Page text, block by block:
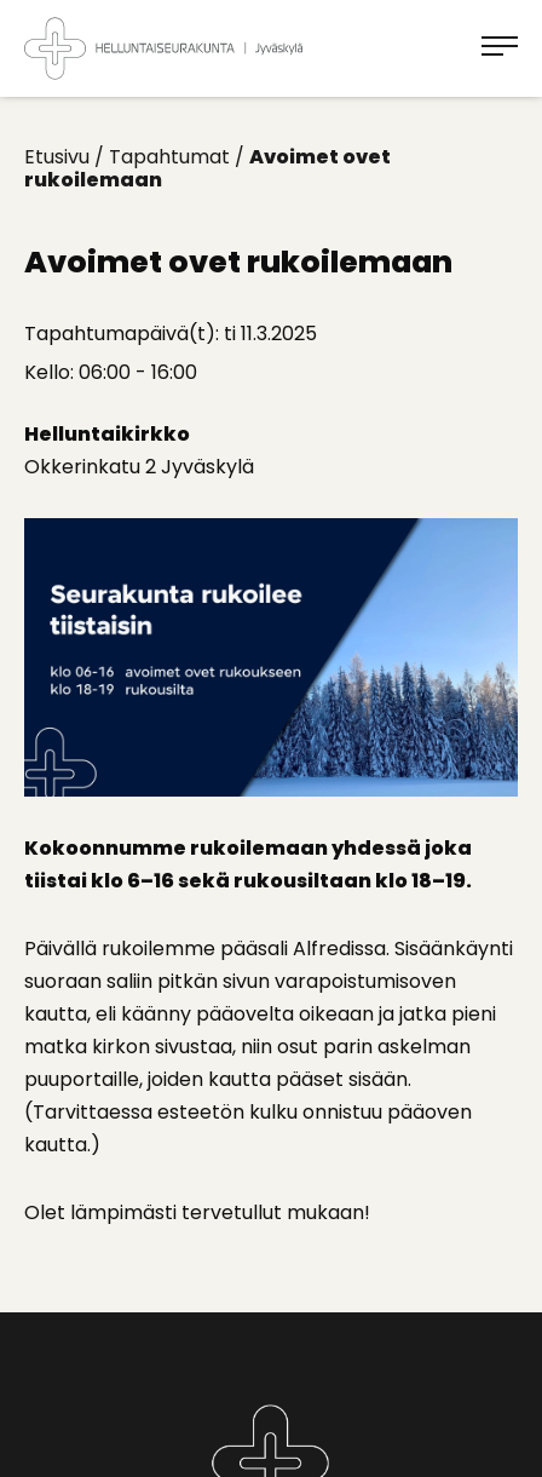
Takaisin
ylös
Jyväskylän
Helluntaiseurakunta
Koti
Etusivu / Tapahtumat / Avoimet ovet
rukoilemaan
Avoimet ovet rukoilemaan
Tapahtumapäivä(t): ti 11.3.2025
Kello: 06:00 - 16:00
Helluntaikirkko
Okkerinkatu 2 Jyväskylä
Kokoonnumme rukoilemaan yhdessä joka
tiistai klo 6–16 sekä rukousiltaan klo 18–19.
Päivällä rukoilemme pääsali Alfredissa. Sisäänkäynti
suoraan saliin pitkän sivun varapoistumisoven
kautta, eli käänny pääovelta oikeaan ja jatka pieni
matka kirkon sivustaa, niin osut parin askelman
puuportaille, joiden kautta pääset sisään.
(Tarvittaessa esteetön kulku onnistuu pääoven
kautta.)
Olet lämpimästi tervetullut mukaan!